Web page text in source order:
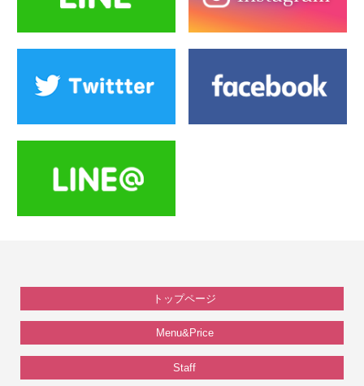
トップページ
Menu&Price
Staff